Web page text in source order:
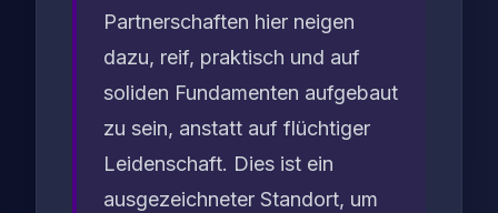
Partnerschaften hier neigen
dazu, reif, praktisch und auf
soliden Fundamenten aufgebaut
zu sein, anstatt auf flüchtiger
Leidenschaft. Dies ist ein
ausgezeichneter Standort, um